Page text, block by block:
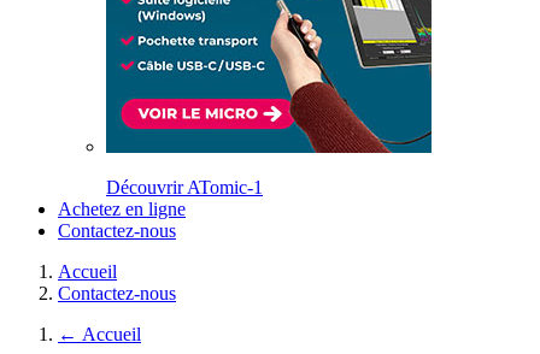
Découvrir ATomic-1
Achetez en ligne
Contactez-nous
Accueil
Contactez-nous
← Accueil